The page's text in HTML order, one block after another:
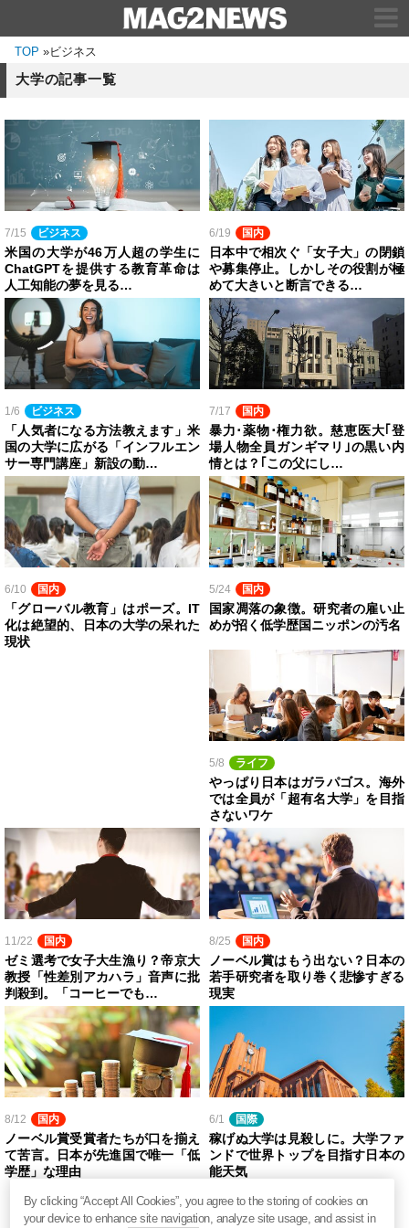
TOP »ビジネス
大学の記事一覧
7/15 ビジネス
米国の大学が46万人超の学生に
ChatGPTを提供する教育革命は
人工知能の夢を見る…
6/19 国内
日本中で相次ぐ「女子大」の閉鎖
や募集停止。しかしその役割が極
めて大きいと断言できる…
1/6 ビジネス
「人気者になる方法教えます」米
国の大学に広がる「インフルエン
サー専門講座」新設の動…
7/17 国内
暴力･薬物･権力欲。慈恵医大｢登
場人物全員ガンギマリ｣の黒い内
情とは？｢この父にし…
6/10 国内
「グローバル教育」はポーズ。IT
化は絶望的、日本の大学の呆れた
現状
5/24 国内
国家凋落の象徴。研究者の雇い止
めが招く低学歴国ニッポンの汚名
5/8 ライフ
やっぱり日本はガラパゴス。海外
では全員が「超有名大学」を目指
さないワケ
11/22 国内
ゼミ選考で女子大生漁り？帝京大
教授「性差別アカハラ」音声に批
判殺到。「コーヒーでも…
8/25 国内
ノーベル賞はもう出ない？日本の
若手研究者を取り巻く悲惨すぎる
現実
8/12 国内
ノーベル賞受賞者たちが口を揃え
て苦言。日本が先進国で唯一「低
学歴」な理由
6/1 国際
稼げぬ大学は見殺しに。大学ファ
ンドで世界トップを目指す日本の
能天気
By clicking “Accept All Cookies”, you agree to the storing of cookies on
your device to enhance site navigation, analyze site usage, and assist in